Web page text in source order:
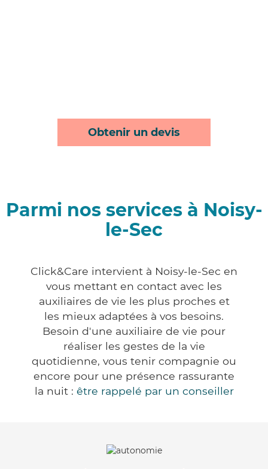
Obtenir un devis
Parmi nos services à Noisy-
le-Sec
Click&Care intervient à Noisy-le-Sec en
vous mettant en contact avec les
auxiliaires de vie les plus proches et
les mieux adaptées à vos besoins.
Besoin d'une auxiliaire de vie pour
réaliser les gestes de la vie
quotidienne, vous tenir compagnie ou
encore pour une présence rassurante
la nuit : être rappelé par un conseiller